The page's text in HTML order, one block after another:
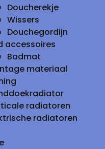
Doucherekje
Wissers
Douchegordijn
accessoires
Badmat
materiaal
radiatoren
radiatoren